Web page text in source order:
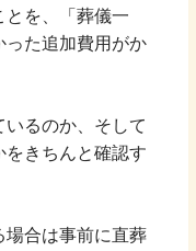
とを、「葬儀一
った追加費用がか
るのか、そして
をきちんと確認す
場合は事前に直葬